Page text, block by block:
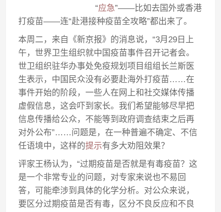
“应急”——比如去国外或香港
打疫苗——连“赴港接种疫苗全攻略”都出来了。
本周二，来自《新京报》的消息说，“3月29日上
午，世界卫生组织就中国疫苗事件召开记者会。
世卫组织驻华办事处免疫规划项目组组长兰斯医
生表示，中国民众没有必要赴海外打疫苗……在
事件开始的阶段，一些人在网上和社交媒体传播
虚假信息，这会吓到家长。我们希望能够尽早把
信息传播给公众，不能等到政府调查结束之后再
对外公布”……问题是，在一种普遍不确定、不信
任语境中，这样的提示有多大劝阻效果？
评家王杨认为，“过期疫苗是否就是有毒疫苗？这
是一个非常专业的问题，对专家来说也不易回
答，可能牵涉到具体的化学分析。对公众来说，
要区分过期疫苗是否有毒，区分不良反应和不良